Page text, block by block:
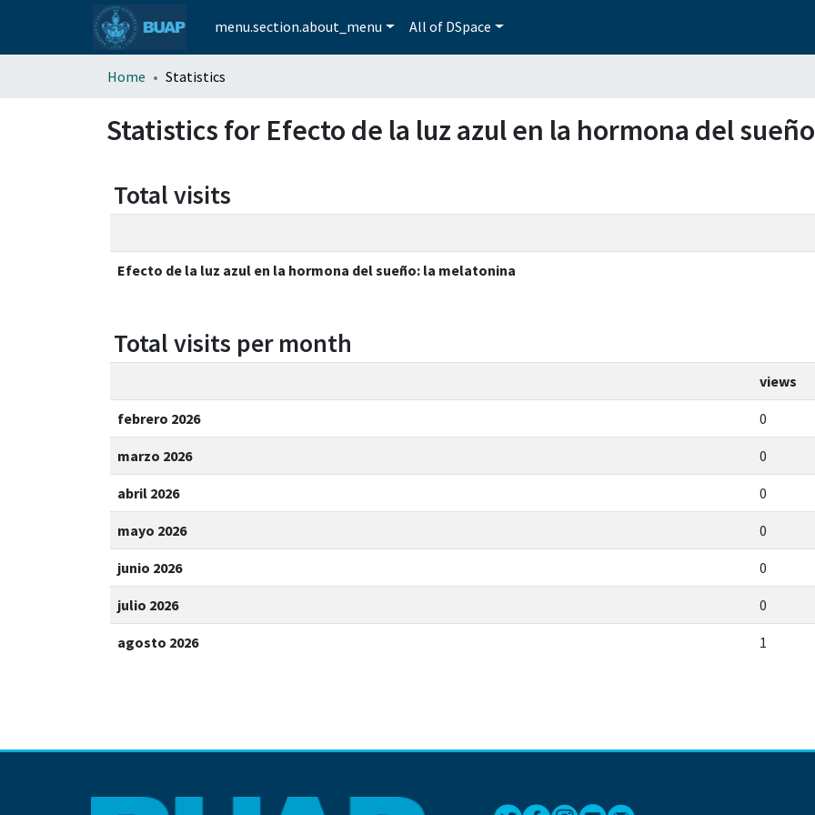
menu.section.about_menu All of DSpace
Home Statistics
Statistics for Efecto de la luz azul en la hormona del
Total visits
Efecto de la luz azul en la hormona del sueño: la melatonina
Total visits per month
views
febrero 2026 0
marzo 2026 0
abril 2026 0
mayo 2026 0
junio 2026 0
julio 2026 0
agosto 2026 1